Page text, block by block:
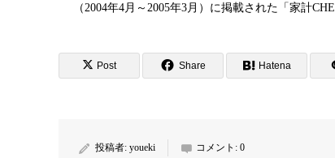
（2004年4月～2005年3月）に掲載された「家計
Post Share Hatena
投稿者: youeki コメント: 0